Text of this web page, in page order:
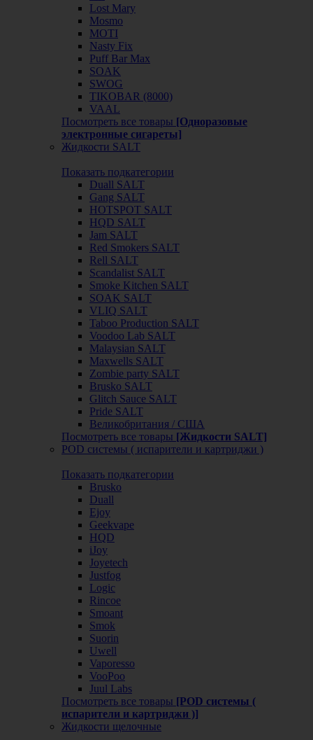
Lost Mary
Mosmo
MOTI
Nasty Fix
Puff Bar Max
SOAK
SWOG
TIKOBAR (8000)
VAAL
Посмотреть все товары [Одноразовые
электронные сигареты]
Жидкости SALT
Показать подкатегории
Duall SALT
Gang SALT
HOTSPOT SALT
HQD SALT
Jam SALT
Red Smokers SALT
Rell SALT
Scandalist SALT
Smoke Kitchen SALT
SOAK SALT
VLIQ SALT
Taboo Production SALT
Voodoo Lab SALT
Malaysian SALT
Maxwells SALT
Zombie party SALT
Brusko SALT
Glitch Sauce SALT
Pride SALT
Великобритания / США
Посмотреть все товары [Жидкости SALT]
POD системы ( испарители и картриджи )
Показать подкатегории
Brusko
Duall
Ejoy
Geekvape
HQD
iJoy
Joyetech
Justfog
Logic
Rincoe
Smoant
Smok
Suorin
Uwell
Vaporesso
VooPoo
Juul Labs
Посмотреть все товары [POD системы (
испарители и картриджи )]
Жидкости щелочные